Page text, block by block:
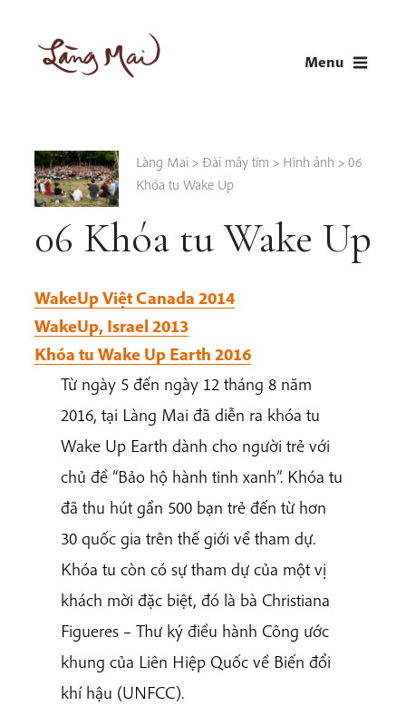
content
Menu
Làng Mai> Đài mây tím > Hình ảnh > 06
Khóa tu Wake Up
06 Khóa tu Wake Up
WakeUp Việt Canada 2014
WakeUp, Israel 2013
Khóa tu Wake Up Earth 2016
Từ ngày 5 đến ngày 12 tháng 8 năm
2016, tại Làng Mai đã diễn ra khóa tu
Wake Up Earth dành cho người trẻ với
chủ đề “Bảo hộ hành tinh xanh”. Khóa tu
đã thu hút gần 500 bạn trẻ đến từ hơn
30 quốc gia trên thế giới về tham dự.
Khóa tu còn có sự tham dự của một vị
khách mời đặc biệt, đó là bà Christiana
Figueres – Thư ký điều hành Công ước
khung của Liên Hiệp Quốc về Biến đổi
khí hậu (UNFCC).